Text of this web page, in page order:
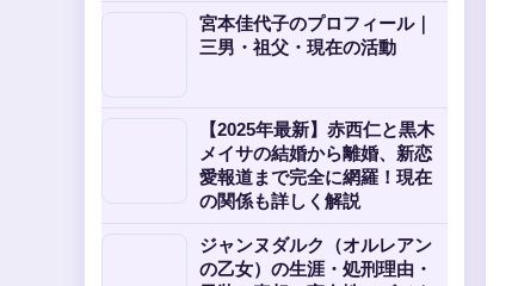
宮本佳代子のプロフィール｜
三男・祖父・現在の活動
【2025年最新】赤西仁と黒木
メイサの結婚から離婚、新恋
愛報道まで完全に網羅！現在
の関係も詳しく解説
ジャンヌダルク（オルレアン
の乙女）の生涯・処刑理由・